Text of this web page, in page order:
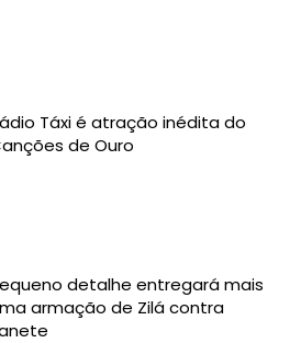
Táxi é atração inédita do
de Ouro
detalhe entregará mais
armação de Zilá contra